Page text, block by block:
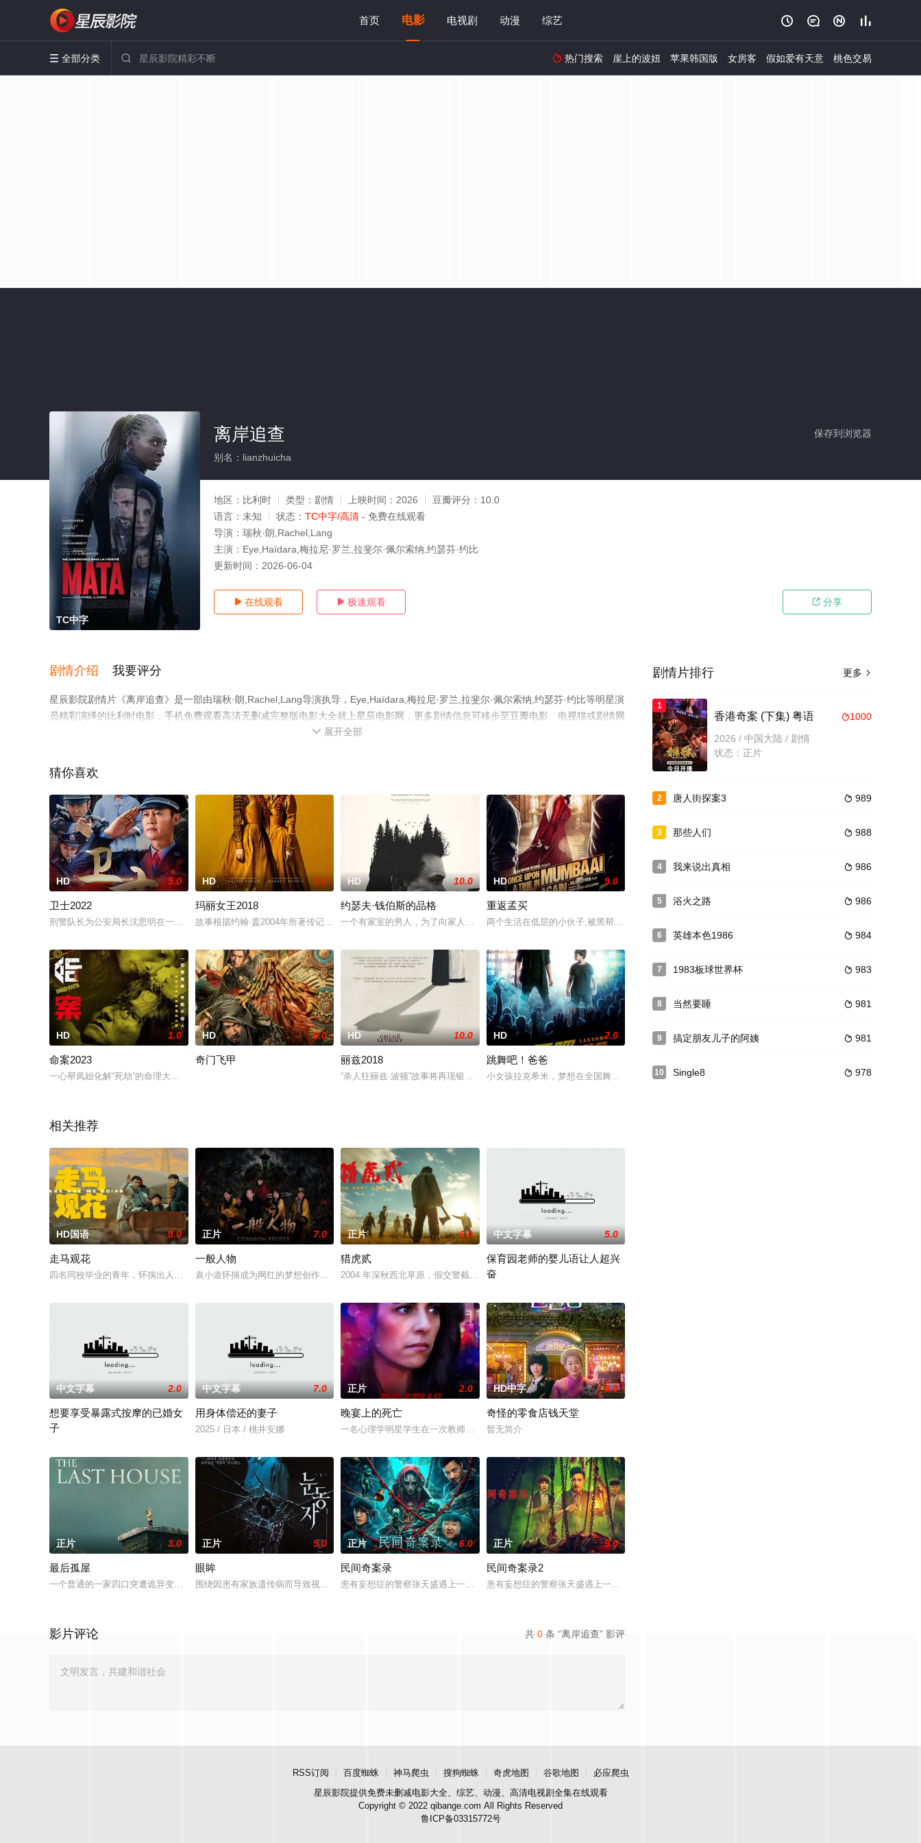
首页 电影 电视剧 动漫 综艺    
 全部分类   热门搜索 崖上的波妞 苹果韩国版 女房客 假如爱有天意 桃色交易
TC中字
保存到浏览器
离岸追查
别名：lianzhuicha
地区： 比利时 类型： 剧情 上映时间： 2026 豆瓣评分： 10.0
语言： 未知 状态： TC中字/高清 - 免费在线观看
导演： 瑞秋·朗,Rachel,Lang
主演： Eye,Haïdara,梅拉尼·罗兰,拉斐尔·佩尔索纳,约瑟芬·约比
更新时间： 2026-06-04
 在线观看  极速观看  分享
剧情介绍 我要评分
星辰影院剧情片《离岸追查》是一部由瑞秋·朗,Rachel,Lang导演执导，Eye,Haïdara,梅拉尼·罗兰,拉斐尔·佩尔索纳,约瑟芬·约比等明星演
员精彩演绎的比利时电影，手机免费观看高清无删减完整版电影大全就上星辰电影网，更多剧情信息可移步至豆瓣电影、电视猫或剧情网
 展开全部
猜你喜欢
HD 5.0
卫士2022
刑警队长为公安局长沈思明在一起涉及洗钱、爆炸，凶杀等连环案件中，挺身而出不惜受伤，带着队伍寻找线索，最终在他的领导下将犯罪分子一网打尽
HD 3.0
玛丽女王2018
故事根据约翰·盖2004年所著传记《真实的玛丽·斯图亚特》改编，讲述玛丽·斯图亚特(罗南饰)和伊丽莎白一世(罗比饰)一度交恶，而她却不知自己
HD 10.0
约瑟夫·钱伯斯的品格
一个有家室的男人，为了向家人证明自己的生存能力和男子气概，决定不负责任地前往树林中独自猎鹿。
HD 9.0
重返孟买
两个生活在低层的小伙子,被黑帮大佬看中,从此脱离了低层生活.若干年后,小伙子长大成人了,阿斯拉姆成为黑
HD 1.0
命案2023
一心帮凤姐化解“死劫”的命理大师（林家栋 饰），因凤姐独自离开而无法阻止她被残杀的命运。正当大师悲痛莫名之际却机缘巧合遇上送错外卖的茶餐厅少
HD 8.0
奇门飞甲
HD 10.0
丽兹2018
“杀人狂丽兹·波顿”故事将再现银幕，克里斯汀·斯图尔特、科洛·塞维尼有望加盟。1892年，波顿涉嫌杀害父亲与继母，却因柔弱形象与缺乏证据获无
HD 2.0
跳舞吧！爸爸
小女孩拉克希米，梦想在全国舞蹈比赛中，赢得“印度之傲”的称号。而背后，则有父母的恩怨情仇，和对手
相关推荐
HD国语 8.0
走马观花
四名同校毕业的青年，怀揣出人头地的梦想，却在大都市屡屡碰壁。经历荒唐的创业求职后，几人一路逃离至乡村。沿途，海归杨教授的扶贫执念与大棚歌舞团
正片 7.0
一般人物
袁小道怀揣成为网红的梦想创作短视频，并与周小乙等人组建了“红透半边天”团队。然而团队在发展过程中遭遇了诸多矛盾与分歧，幸得神秘大叔助力。团队
正片 6.0
猎虎贰
2004 年深秋西北草原，假交警截停铜矿押运车，炸药破箱、两命陨灭，悍匪携枪遁入茫茫戈壁。刑警杨志刚凭现场足迹与痕迹精准锁凶，追凶途中
中文字幕 5.0
保育园老师的婴儿语让人超兴
奋
中文字幕 2.0
想要享受暴露式按摩的已婚女
子
中文字幕 7.0
用身体偿还的妻子
2025 / 日本 / 桃井安娜
正片 2.0
晚宴上的死亡
一名心理学明星学生在一次教师派对上死亡后，安德莉亚·吉布斯和她的儿子伊桑被卷入了著名教授艾伦·杰克逊的危险操纵之中——一个不惜一切代
HD中字 8.0
奇怪的零食店钱天堂
暂无简介
正片 3.0
最后孤屋
一个普通的一家四口突遭诡异变故，被困在自家房屋中超过 1000 天无法出门。在资源消耗殆尽与未知神秘威胁的双重逼迫下，一家人必须想方设法联手
正片 5.0
眼眸
围绕因患有家族遗传病而导致视力逐渐丧失的摄影师瑞真展开。在面对跨越视力障碍、好不容易成为陶艺家却离奇身亡的双胞胎妹妹瑞音时，瑞真孤身一人踏上
正片 6.0
民间奇案录
患有妄想症的警察张天盛遇上一起离奇的神像杀人事件，勘案过程中，牵引出“婴胎报仇”，“娘娘索命”等一连串妖异事件，张天盛虽被种种诡怪幻象
正片 9.0
民间奇案录2
患有妄想症的警察张天盛遇上一起离奇的神像杀人事件，勘案过程中，牵引出“婴胎报仇”，“娘娘索命”等一连
共 0 条 “离岸追查” 影评
影片评论
更多 
剧情片排行
1
1000
香港奇案 (下集) 粤语
2026 / 中国大陆 / 剧情
状态：正片
2  989
唐人街探案3
3  988
那些人们
4  986
我来说出真相
5  986
浴火之路
6  984
英雄本色1986
7  983
1983板球世界杯
8  981
当然要睡
9  981
搞定朋友儿子的阿姨
10  978
Single8
RSS订阅 百度蜘蛛 神马爬虫 搜狗蜘蛛 奇虎地图 谷歌地图
必应爬虫
星辰影院提供免费未删减电影大全、综艺、动漫、高清电视剧全集在线观看
Copyright © 2022 qibange.com All Rights Reserved
鲁ICP备03315772号